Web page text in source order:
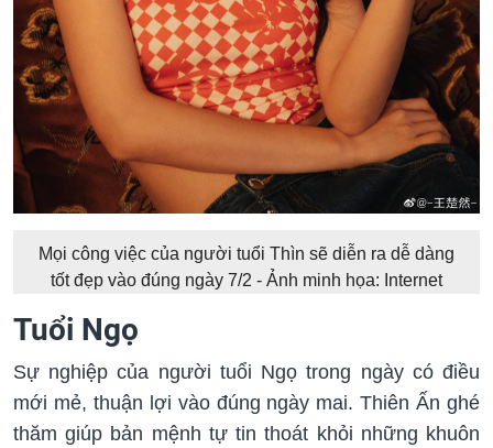
Mọi công việc của người tuổi Thìn sẽ diễn ra dễ dàng
tốt đẹp vào đúng ngày 7/2 - Ảnh minh họa: Internet
Tuổi Ngọ
Sự nghiệp của người tuổi Ngọ trong ngày có điều
mới mẻ, thuận lợi vào đúng ngày mai. Thiên Ấn ghé
thăm giúp bản mệnh tự tin thoát khỏi những khuôn